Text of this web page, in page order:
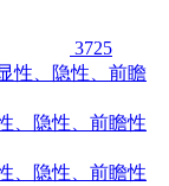
3725
、隐性、前瞻性
、隐性、前瞻性